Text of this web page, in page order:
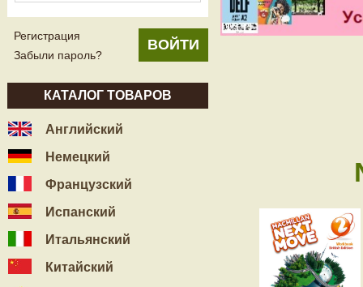
Регистрация
Забыли пароль?
КАТАЛОГ ТОВАРОВ
Английский
Немецкий
Французский
Испанский
Итальянский
Китайский